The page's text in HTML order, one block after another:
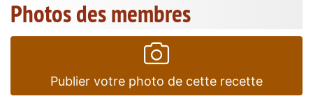
Photos des membres
Publier votre photo de cette recette